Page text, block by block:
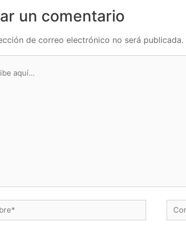
un comentario
de correo electrónico no será publicada.